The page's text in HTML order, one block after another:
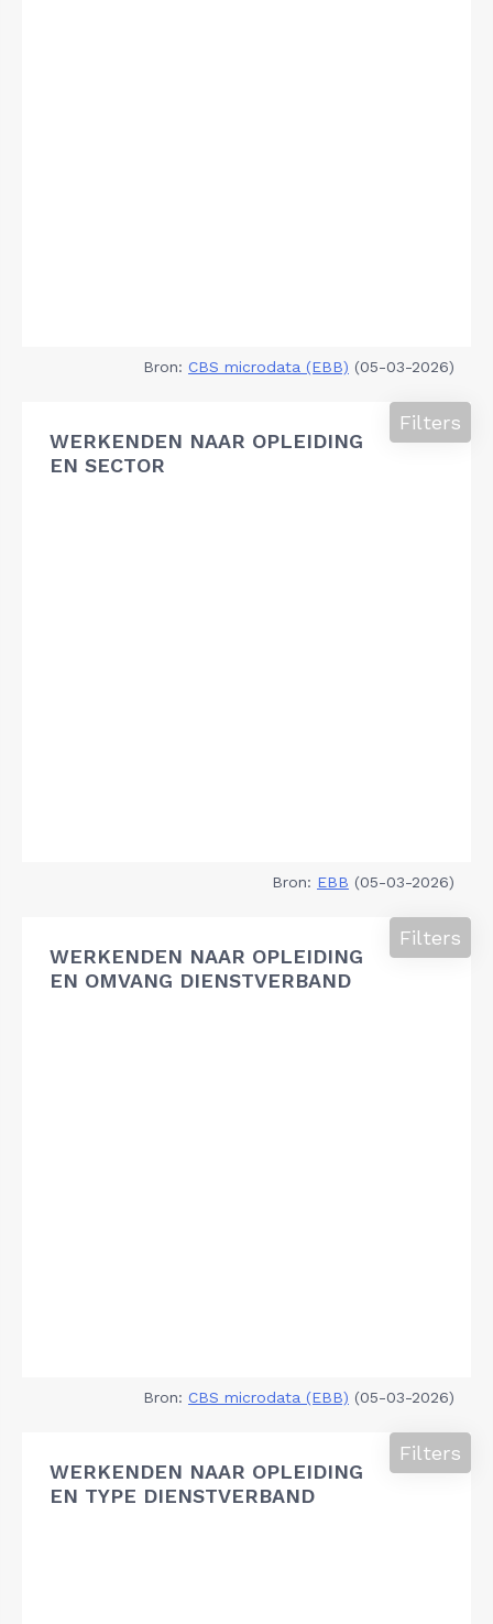
Bron: CBS microdata (EBB) (05-03-2026)
WERKENDEN NAAR OPLEIDING
EN SECTOR
Filters
Bron: EBB (05-03-2026)
WERKENDEN NAAR OPLEIDING
EN OMVANG DIENSTVERBAND
Filters
Bron: CBS microdata (EBB) (05-03-2026)
WERKENDEN NAAR OPLEIDING
EN TYPE DIENSTVERBAND
Filters